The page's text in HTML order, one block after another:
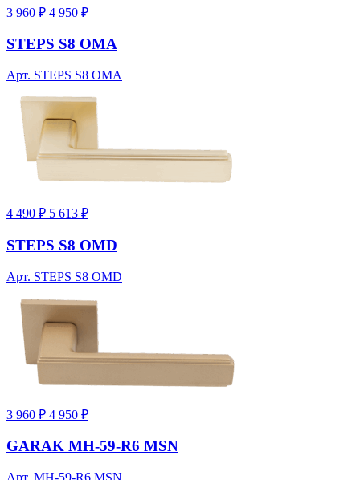
3 960 ₽ 4 950 ₽
STEPS S8 OMA
Арт. STEPS S8 OMA
4 490 ₽ 5 613 ₽
STEPS S8 OMD
Арт. STEPS S8 OMD
3 960 ₽ 4 950 ₽
GARAK MH-59-R6 MSN
Арт. MH-59-R6 MSN